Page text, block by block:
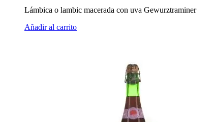
Lámbica o lambic macerada con uva Gewurztraminer
Añadir al carrito